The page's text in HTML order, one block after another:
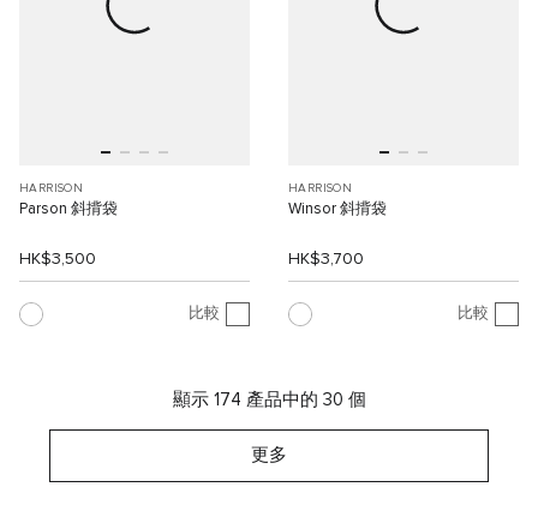
HARRISON
Parson 斜揹袋
HK$3,500
比較
HARRISON
Winsor 斜揹袋
HK$3,700
比較
顯示 174 產品中的 30 個
更多